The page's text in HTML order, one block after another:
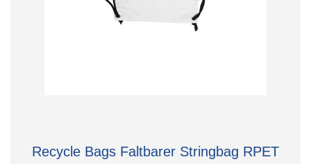
Recycle Bags Faltbarer Stringbag RPET